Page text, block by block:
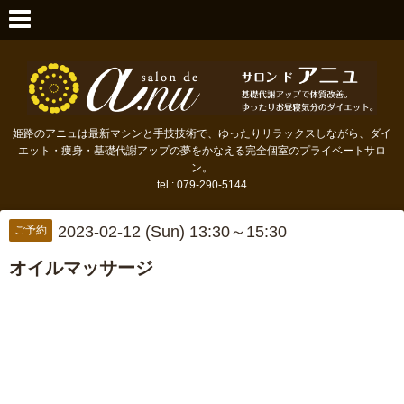
姫路のアニュは最新マシンと手技技術で、ゆったりリラックスしながら、ダイ
エット・痩身・基礎代謝アップの夢をかなえる完全個室のプライベートサロ
ン。
tel : 079-290-5144
ご予約 2023-02-12 (Sun) 13:30～15:30
オイルマッサージ